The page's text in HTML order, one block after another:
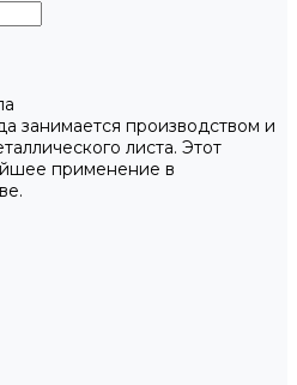
занимается производством и
листа. Этот
применение в